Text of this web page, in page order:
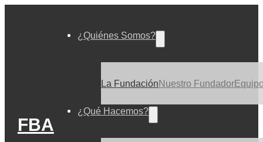
FBA
¿Quiénes Somos?
La FundaciónNuestro Fundador
¿Qué Hacemos?